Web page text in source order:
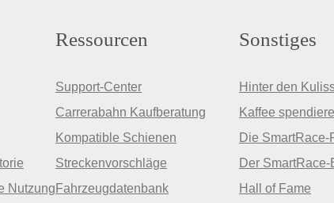
Nutzung
Ressourcen
Support-Center
Carrerabahn Kaufberatung
Kompatible Schienen
Streckenvorschläge
Fahrzeugdatenbank
Sonstiges
Hinter den
Kaffee
Die SmartRace-
Der SmartRace-
Hall of Fame